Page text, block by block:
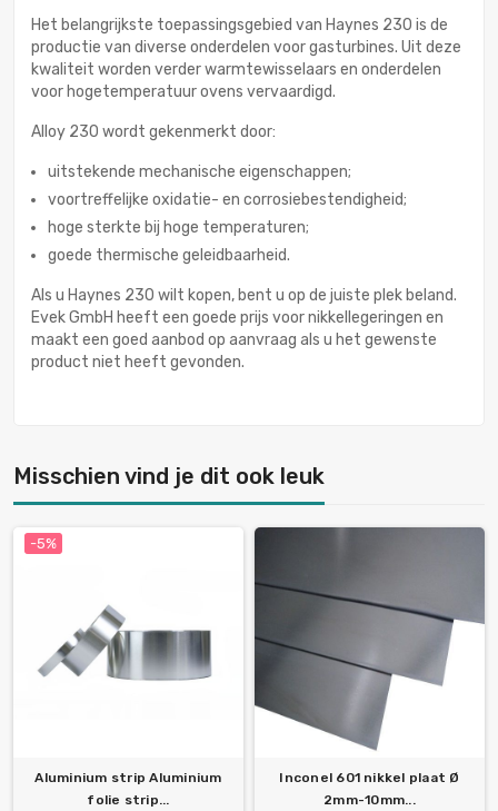
Het belangrijkste toepassingsgebied van Haynes 230 is de
productie van diverse onderdelen voor gasturbines. Uit deze
kwaliteit worden verder warmtewisselaars en onderdelen
voor hogetemperatuur ovens vervaardigd.
Alloy 230 wordt gekenmerkt door:
uitstekende mechanische eigenschappen;
voortreffelijke oxidatie- en corrosiebestendigheid;
hoge sterkte bij hoge temperaturen;
goede thermische geleidbaarheid.
Als u Haynes 230 wilt kopen, bent u op de juiste plek beland.
Evek GmbH heeft een goede prijs voor nikkellegeringen en
maakt een goed aanbod op aanvraag als u het gewenste
product niet heeft gevonden.
Misschien vind je dit ook leuk
-5%
Aluminium strip Aluminium
folie strip...
Inconel 601 nikkel plaat Ø
2mm-10mm...